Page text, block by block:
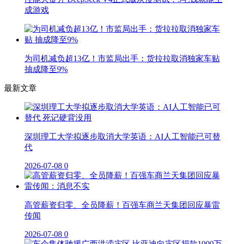
成游戏
为司机减负超13亿！市监局出手：货拉拉取消独家车贴
抽成降至9%
最新文章
深圳理工大学拟逐步取消大学英语：AI人工智能已可替
代
2026-07-08 0
高管薪资归零、全员降薪！百强车商兰天集团回应暴雷
传闻
2026-07-08 0